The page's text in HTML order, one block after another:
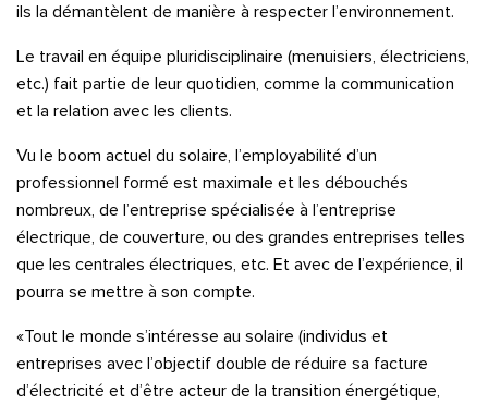
ils la démantèlent de manière à respecter l’environnement.
Le travail en équipe pluridisciplinaire (menuisiers, électriciens,
etc.) fait partie de leur quotidien, comme la communication
et la relation avec les clients.
Vu le boom actuel du solaire, l’employabilité d’un
professionnel formé est maximale et les débouchés
nombreux, de l’entreprise spécialisée à l’entreprise
électrique, de couverture, ou des grandes entreprises telles
que les centrales électriques, etc. Et avec de l’expérience, il
pourra se mettre à son compte.
«Tout le monde s’intéresse au solaire (individus et
entreprises avec l’objectif double de réduire sa facture
d’électricité et d’être acteur de la transition énergétique,